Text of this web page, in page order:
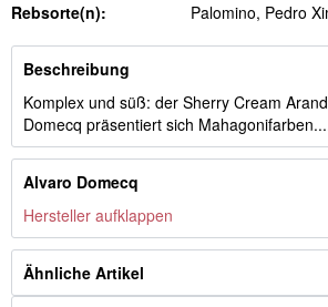
Rebsorte(n):
Palomino, Pedro
Beschreibung
Komplex und süß: der Sherry Cream
Domecq präsentiert sich
Alvaro Domecq
Hersteller aufklappen
Ähnliche Artikel